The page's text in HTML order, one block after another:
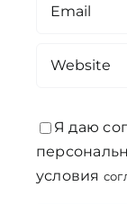
Я даю
условия